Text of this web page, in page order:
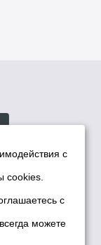
мэрии
с
cookies.
с
можете